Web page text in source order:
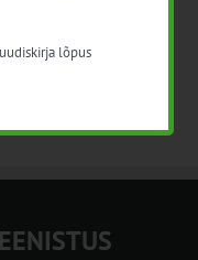
lõpus